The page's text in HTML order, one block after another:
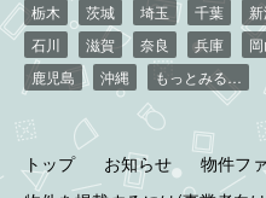
栃木
茨城 埼玉 千葉
石川
滋賀 奈良 兵庫
鹿児島
沖縄 もっとみる…
トップ お知らせ 物件フ